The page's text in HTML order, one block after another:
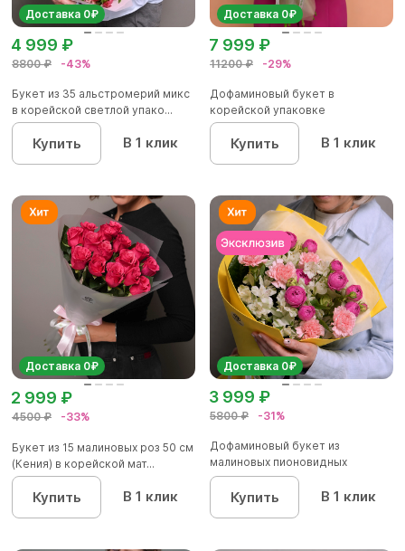
Доставка 0₽
8800 ₽ -43%
4 999 ₽
Букет из 35 альстромерий микс
в корейской светлой упако...
Купить В 1 клик
Доставка 0₽
11200 ₽ -29%
7 999 ₽
Дофаминовый букет в
корейской упаковке
Купить В 1 клик
Доставка 0₽
4500 ₽ -33%
2 999 ₽
Букет из 15 малиновых роз 50 см
(Кения) в корейской мат...
Купить В 1 клик
Доставка 0₽
5800 ₽ -31%
3 999 ₽
Дофаминовый букет из
малиновых пионовидных
кустовых роз...
Купить В 1 клик